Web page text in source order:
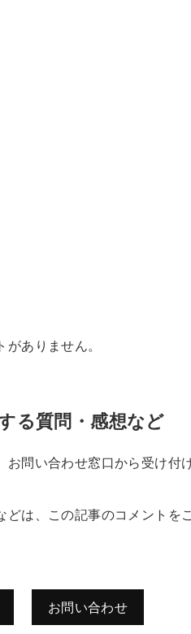
ありません。
る質問・感想など
お問い合わせ窓口から受け付
どは、この記事のコメントを
お問い合わせ